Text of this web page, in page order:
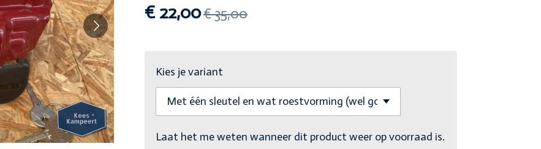
€ 22,00€ 35,00
Kies je variant
Laat het me weten wanneer dit product weer op voorraad is.